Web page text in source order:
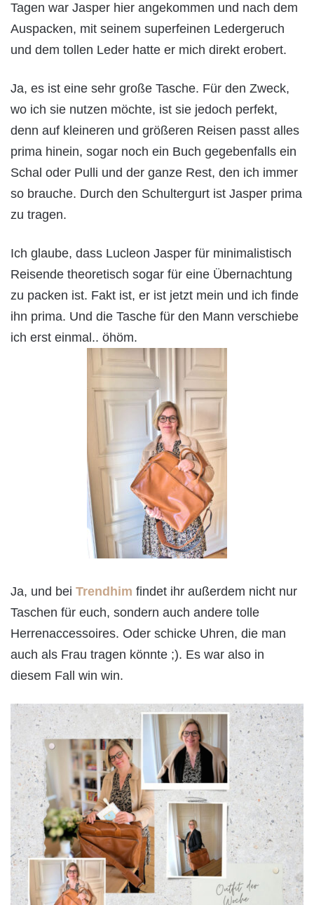
Tagen war Jasper hier angekommen und nach dem
Auspacken, mit seinem superfeinen Ledergeruch
und dem tollen Leder hatte er mich direkt erobert.
Ja, es ist eine sehr große Tasche. Für den Zweck,
wo ich sie nutzen möchte, ist sie jedoch perfekt,
denn auf kleineren und größeren Reisen passt alles
prima hinein, sogar noch ein Buch gegebenfalls ein
Schal oder Pulli und der ganze Rest, den ich immer
so brauche. Durch den Schultergurt ist Jasper prima
zu tragen.
Ich glaube, dass Lucleon Jasper für minimalistisch
Reisende theoretisch sogar für eine Übernachtung
zu packen ist. Fakt ist, er ist jetzt mein und ich finde
ihn prima. Und die Tasche für den Mann verschiebe
ich erst einmal.. öhöm.
Ja, und bei Trendhim findet ihr außerdem nicht nur
Taschen für euch, sondern auch andere tolle
Herrenaccessoires. Oder schicke Uhren, die man
auch als Frau tragen könnte ;). Es war also in
diesem Fall win win.